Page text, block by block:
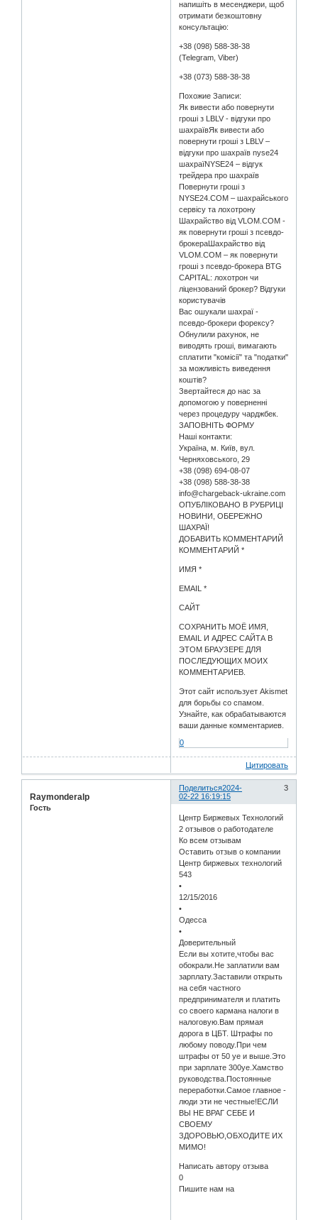
напишіть в месенджери, щоб
отримати безкоштовну
консультацію:
+38 (098) 588-38-38
(Telegram, Viber)
+38 (073) 588-38-38
Похожие Записи:
Як вивести або повернути
гроші з LBLV - відгуки про
шахраївЯк вивести або
повернути гроші з LBLV –
відгуки про шахраїв nyse24
шахраїNYSE24 – відгук
трейдера про шахраїв
Повернути гроші з
NYSE24.COM – шахрайського
сервісу та лохотрону
Шахрайство від VLOM.COM -
як повернути гроші з псевдо-
брокераШахрайство від
VLOM.COM – як повернути
гроші з псевдо-брокера BTG
CAPITAL: лохотрон чи
ліцензований брокер? Відгуки
користувачів
Вас ошукали шахраї -
псевдо-брокери форексу?
Обнулили рахунок, не
виводять гроші, вимагають
сплатити "комісії" та "податки"
за можливість виведення
коштів?
Звертайтеся до нас за
допомогою у поверненні
через процедуру чарджбек.
ЗАПОВНІТЬ ФОРМУ
Наші контакти:
Україна, м. Київ, вул.
Черняховського, 29
+38 (098) 694-08-07
+38 (098) 588-38-38
info@chargeback-ukraine.com
ОПУБЛІКОВАНО В РУБРИЦІ
НОВИНИ, ОБЕРЕЖНО
ШАХРАЇ!
ДОБАВИТЬ КОММЕНТАРИЙ
КОММЕНТАРИЙ *
ИМЯ *
EMAIL *
САЙТ
СОХРАНИТЬ МОЁ ИМЯ,
EMAIL И АДРЕС САЙТА В
ЭТОМ БРАУЗЕРЕ ДЛЯ
ПОСЛЕДУЮЩИХ МОИХ
КОММЕНТАРИЕВ.
Этот сайт использует Akismet
для борьбы со спамом.
Узнайте, как обрабатываются
ваши данные комментариев.
0
Цитировать
Поделиться 3
2024-
02-22 16:19:15
Raymonderalp
Гость
Центр Биржевых Технологий
2 отзывов о работодателе
Ко всем отзывам
Оставить отзыв о компании
Центр биржевых технологий
543
•
12/15/2016
•
Одесса
•
Доверительный
Если вы хотите,чтобы вас
обокрали.Не заплатили вам
зарплату.Заставили открыть
на себя частного
предпринимателя и платить
со своего кармана налоги в
налоговую.Вам прямая
дорога в ЦБТ. Штрафы по
любому поводу.При чем
штрафы от 50 уе и выше.Это
при зарплате 300уе.Хамство
руководства.Постоянные
переработки.Самое главное -
люди эти не честные!ЕСЛИ
ВЫ НЕ ВРАГ СЕБЕ И
СВОЕМУ
ЗДОРОВЬЮ,ОБХОДИТЕ ИХ
МИМО!
Написать автору отзыва
0
Пишите нам на